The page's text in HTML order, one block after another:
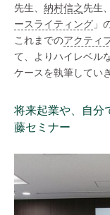
先生、 納村信之先生、
ースライティング 」
これまでのアクティ
て、よりハイレベル
ケースを執筆してい
将来起業や、自分
藤セミナー